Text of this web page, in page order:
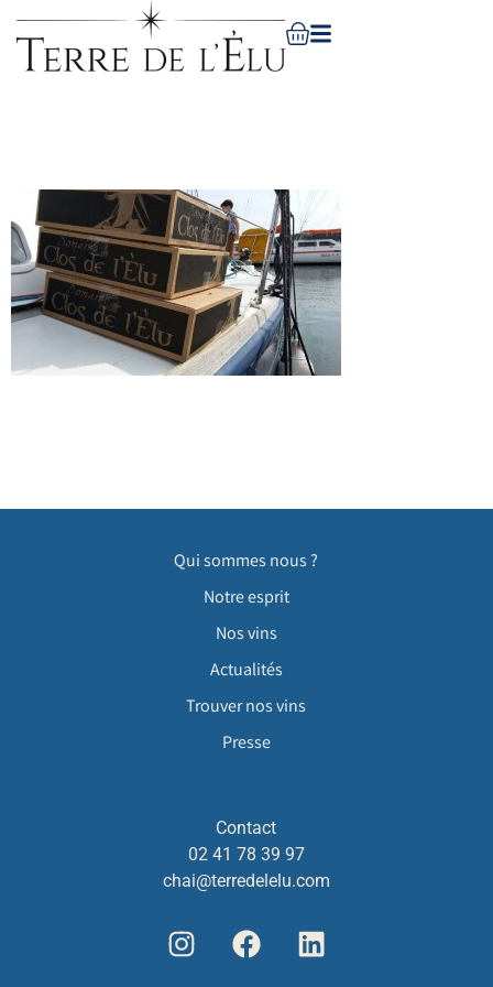
Qui sommes nous ?
Notre esprit
Nos vins
Actualités
Trouver nos vins
Presse
Contact
02 41 78 39 97
chai@terredelelu.com